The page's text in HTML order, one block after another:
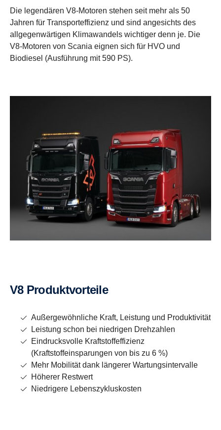
Die legendären V8-Motoren stehen seit mehr als 50
Jahren für Transporteffizienz und sind angesichts des
allgegenwärtigen Klimawandels wichtiger denn je. Die
V8-Motoren von Scania eignen sich für HVO und
Biodiesel (Ausführung mit 590 PS).
V8 Produktvorteile
Außergewöhnliche Kraft, Leistung und Produktivität
Leistung schon bei niedrigen Drehzahlen
Eindrucksvolle Kraftstoffeffizienz
(Kraftstoffeinsparungen von bis zu 6 %)
Mehr Mobilität dank längerer Wartungsintervalle
Höherer Restwert
Niedrigere Lebenszykluskosten